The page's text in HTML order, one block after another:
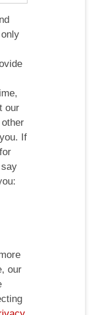
our
If
our